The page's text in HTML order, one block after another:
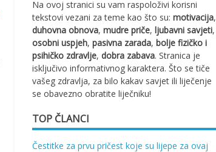
Na ovoj stranici su vam raspoloživi korisni
tekstovi vezani za teme kao što su:motivacija,
duhovna obnova,mudre priče,ljubavni savjeti,
osobni uspjeh,pasivna zarada,bolje fizičko i
psihičko zdravlje,dobra zabava. Stranica je
isključivo informativnog karaktera. Što se tiče
vašeg zdravlja, za bilo kakav savjet ili liječenje
se obavezno obratite liječniku!
TOP ČLANCI
Čestitke za prvu pričest koje su lijepe za ovaj